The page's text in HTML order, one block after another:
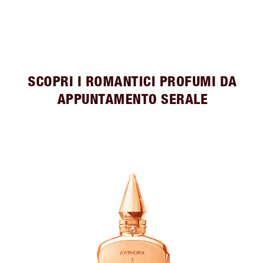
SCOPRI I ROMANTICI PROFUMI DA
APPUNTAMENTO SERALE